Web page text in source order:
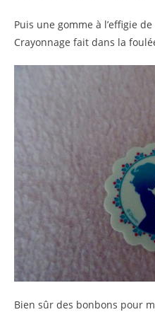
Puis une gomme à l’effigie
Crayonnage fait dans la
Bien sûr des bonbons pour